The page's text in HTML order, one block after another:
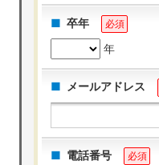
卒年 必須
年
メールアドレス
電話番号 必須